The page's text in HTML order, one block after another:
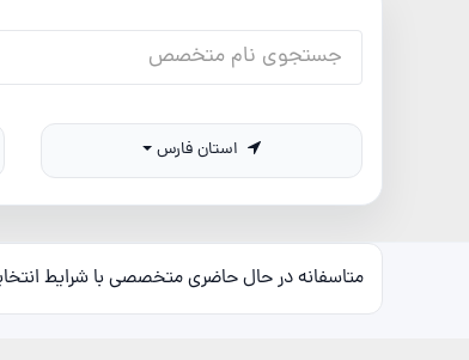
متاسفانه در حال حاضری متخصصی با شرایط